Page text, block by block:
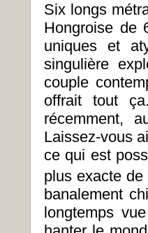
Six longs
Hongroise de
uniques et
singulière
couple
offrait tout
récemment,
Laissez-vous
ce qui est
plus exacte de
banalement
longtemps